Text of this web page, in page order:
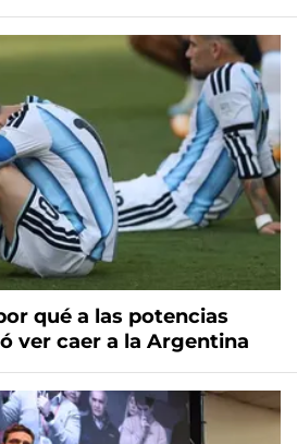
qué a las potencias
ver caer a la Argentina